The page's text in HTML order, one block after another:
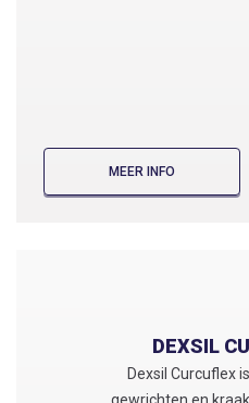
MEER INFO
Koper
DEXSIL
Dexsil Curcuflex